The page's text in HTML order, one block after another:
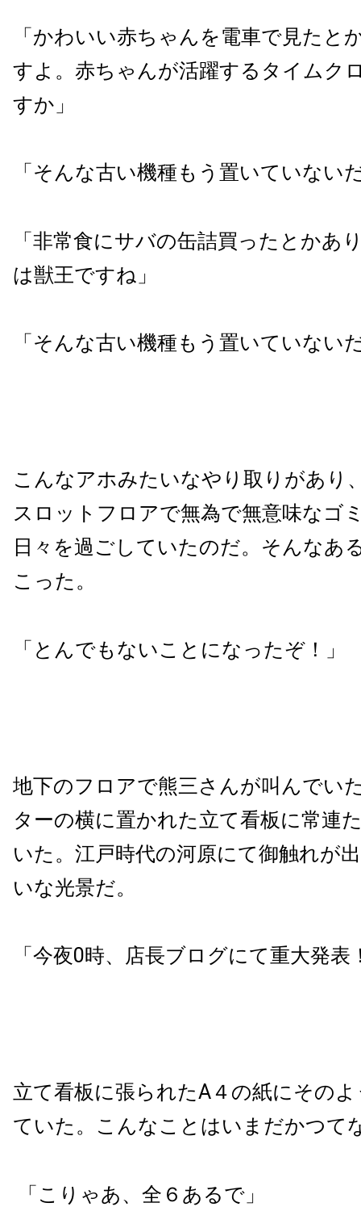
「かわいい赤ちゃんを電車で見たと
すよ。赤ちゃんが活躍するタイムク
すか」
「そんな古い機種もう置いていない
「非常食にサバの缶詰買ったとかあ
は獣王ですね」
「そんな古い機種もう置いていない
こんなアホみたいなやり取りがあり
スロットフロアで無為で無意味なゴ
日々を過ごしていたのだ。そんなあ
こった。
「とんでもないことになったぞ！」
地下のフロアで熊三さんが叫んでい
ターの横に置かれた立て看板に常連
いた。江戸時代の河原にて御触れが
いな光景だ。
「今夜0時、店長ブログにて重大発表
立て看板に張られたA４の紙にその
ていた。こんなことはいまだかつて
「こりゃあ、全６あるで」